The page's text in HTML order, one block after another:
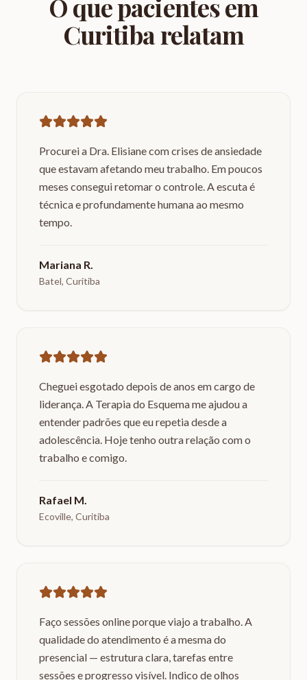
O que pacientes em
Curitiba relatam
Procurei a Dra. Elisiane com crises de ansiedade
que estavam afetando meu trabalho. Em poucos
meses consegui retomar o controle. A escuta é
técnica e profundamente humana ao mesmo
tempo.
Mariana R.
Batel, Curitiba
Cheguei esgotado depois de anos em cargo de
liderança. A Terapia do Esquema me ajudou a
entender padrões que eu repetia desde a
adolescência. Hoje tenho outra relação com o
trabalho e comigo.
Rafael M.
Ecoville, Curitiba
Faço sessões online porque viajo a trabalho. A
qualidade do atendimento é a mesma do
presencial — estrutura clara, tarefas entre
sessões e progresso visível. Indico de olhos